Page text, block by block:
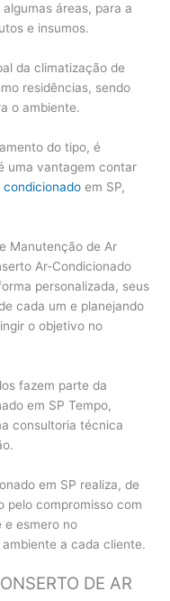
áreas, para a
e insumos.
da climatização de
residências, sendo
o ambiente.
do tipo, é
uma vantagem contar
em SP,
Manutenção de Ar
Ar-Condicionado
personalizada, seus
cada um e planejando
o objetivo no
fazem parte da
em SP Tempo,
consultoria técnica
em SP realiza, de
pelo compromisso com
e esmero no
a cada cliente.
DE AR